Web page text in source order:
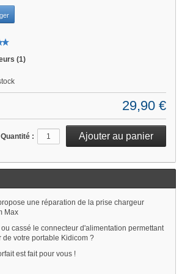
(1)
29,90 €
Quantité :
une réparation de la prise chargeur
Max
cassé le connecteur d'alimentation permettant
votre portable Kidicom ?
est fait pour vous !